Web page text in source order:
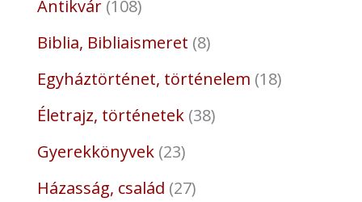
Antikvár 108
Biblia, Bibliaismeret 8
Egyháztörténet, történelem 18
Életrajz, történetek 38
Gyerekkönyvek 23
Házasság, család 27